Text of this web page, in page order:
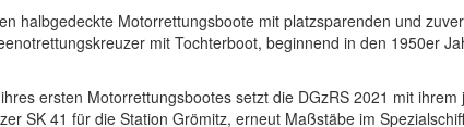
halbgedeckte Motorrettungsboote mit platzsparenden und
mit Tochterboot, beginnend in den 1950er
ersten Motorrettungsbootes setzt die DGzRS 2021 mit
SK 41 für die Station Grömitz, erneut Maßstäbe im